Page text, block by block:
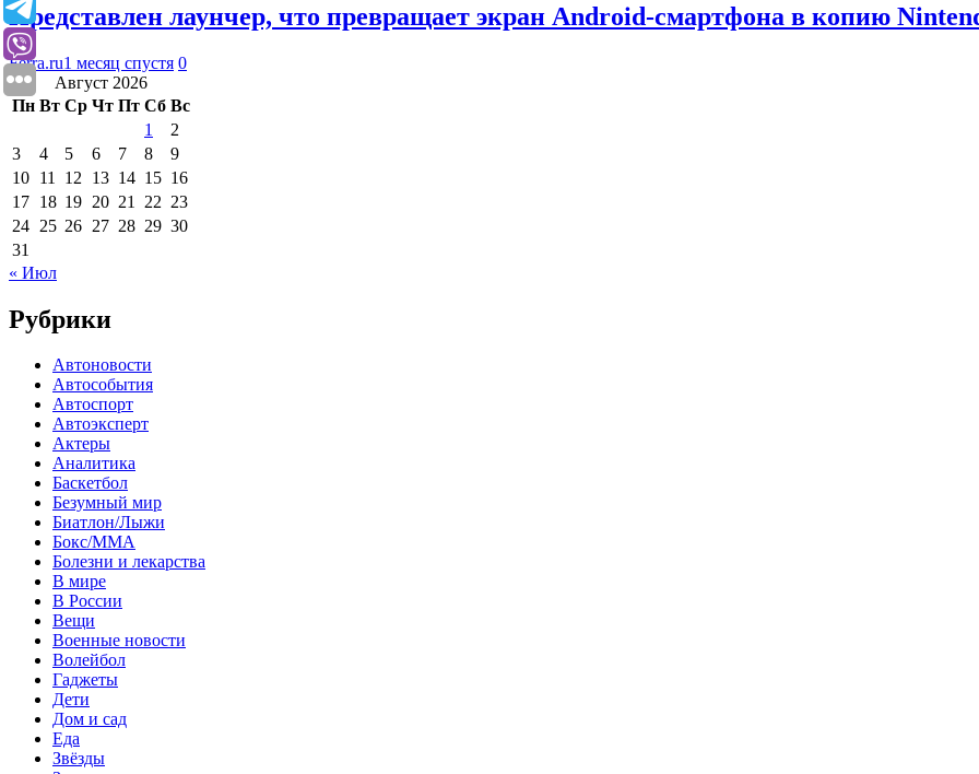
Представлен лаунчер, что превращает экран Android-смартфона в копию
Ferra.ru1 месяц спустя 0
Август 2026
Пн Вт Ср Чт Пт Сб Вс
1
2
3
4 5 6 7 8
9
10 11 12 13 14 15 16
17 18 19 20 21 22 23
24 25 26 27 28 29 30
31
« Июл
Рубрики
Автоновости
Автособытия
Автоспорт
Автоэксперт
Актеры
Аналитика
Баскетбол
Безумный мир
Биатлон/Лыжи
Бокс/MMA
Болезни и лекарства
В мире
В России
Вещи
Военные новости
Волейбол
Гаджеты
Дети
Дом и сад
Еда
Звёзды